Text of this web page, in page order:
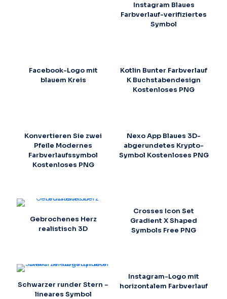
Instagram Blaues
Farbverlauf-verifiziertes
Symbol
Facebook-Logo mit
blauem Kreis
Kotlin Bunter Farbverlauf
K Buchstabendesign
Kostenloses PNG
Konvertieren Sie zwei
Pfeile Modernes
Farbverlaufssymbol
Kostenloses PNG
Nexo App Blaues 3D-
abgerundetes Krypto-
Symbol Kostenloses PNG
Gebrochenes Herz
realistisch 3D
Crosses Icon Set
Gradient X Shaped
Symbols Free PNG
Schwarzer runder Stern –
lineares Symbol
Instagram-Logo mit
horizontalem Farbverlauf